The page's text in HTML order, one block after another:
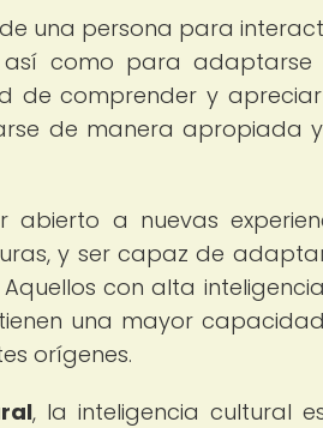
una persona para
así como para
de comprender y
de manera apropiada
a nuevas
y ser capaz de
con alta
una mayor
orígenes.
, la inteligencia cultural